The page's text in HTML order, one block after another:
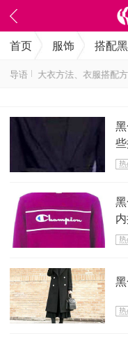
首页 服饰 搭配
导语长大衣方法、衣服搭配